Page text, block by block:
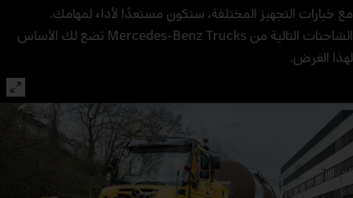
مع خيارات التجهيز المختلفة، ستكون مستعدًا لأداء لمهامك.
الشاحنات التالية من Mercedes-Benz Trucks تضع لك الأساس
لهذا الغرض.